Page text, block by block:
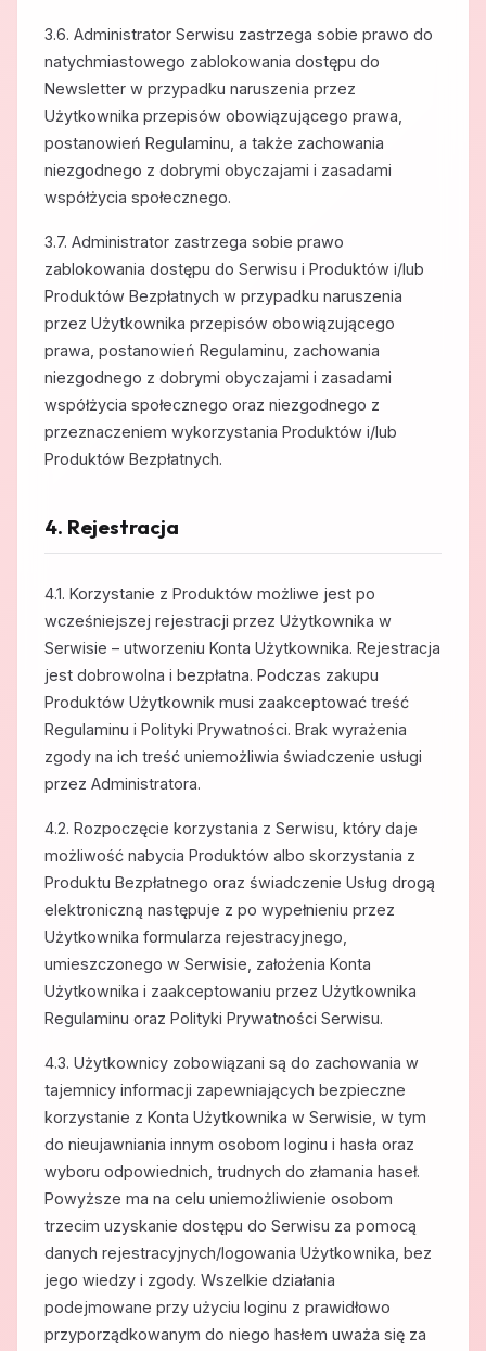
3.6. Administrator Serwisu zastrzega sobie prawo do
natychmiastowego zablokowania dostępu do
Newsletter w przypadku naruszenia przez
Użytkownika przepisów obowiązującego prawa,
postanowień Regulaminu, a także zachowania
niezgodnego z dobrymi obyczajami i zasadami
współżycia społecznego.
3.7. Administrator zastrzega sobie prawo
zablokowania dostępu do Serwisu i Produktów i/lub
Produktów Bezpłatnych w przypadku naruszenia
przez Użytkownika przepisów obowiązującego
prawa, postanowień Regulaminu, zachowania
niezgodnego z dobrymi obyczajami i zasadami
współżycia społecznego oraz niezgodnego z
przeznaczeniem wykorzystania Produktów i/lub
Produktów Bezpłatnych.
4. Rejestracja
4.1. Korzystanie z Produktów możliwe jest po
wcześniejszej rejestracji przez Użytkownika w
Serwisie – utworzeniu Konta Użytkownika. Rejestracja
jest dobrowolna i bezpłatna. Podczas zakupu
Produktów Użytkownik musi zaakceptować treść
Regulaminu i Polityki Prywatności. Brak wyrażenia
zgody na ich treść uniemożliwia świadczenie usługi
przez Administratora.
4.2. Rozpoczęcie korzystania z Serwisu, który daje
możliwość nabycia Produktów albo skorzystania z
Produktu Bezpłatnego oraz świadczenie Usług drogą
elektroniczną następuje z po wypełnieniu przez
Użytkownika formularza rejestracyjnego,
umieszczonego w Serwisie, założenia Konta
Użytkownika i zaakceptowaniu przez Użytkownika
Regulaminu oraz Polityki Prywatności Serwisu.
4.3. Użytkownicy zobowiązani są do zachowania w
tajemnicy informacji zapewniających bezpieczne
korzystanie z Konta Użytkownika w Serwisie, w tym
do nieujawniania innym osobom loginu i hasła oraz
wyboru odpowiednich, trudnych do złamania haseł.
Powyższe ma na celu uniemożliwienie osobom
trzecim uzyskanie dostępu do Serwisu za pomocą
danych rejestracyjnych/logowania Użytkownika, bez
jego wiedzy i zgody. Wszelkie działania
podejmowane przy użyciu loginu z prawidłowo
przyporządkowanym do niego hasłem uważa się za